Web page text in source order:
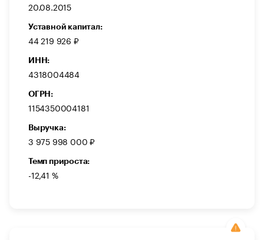
20.08.2015
Уставной капитал:
44 219 926 ₽
ИНН:
4318004484
ОГРН:
1154350004181
Выручка:
3 975 998 000 ₽
Темп прироста:
-12,41 %